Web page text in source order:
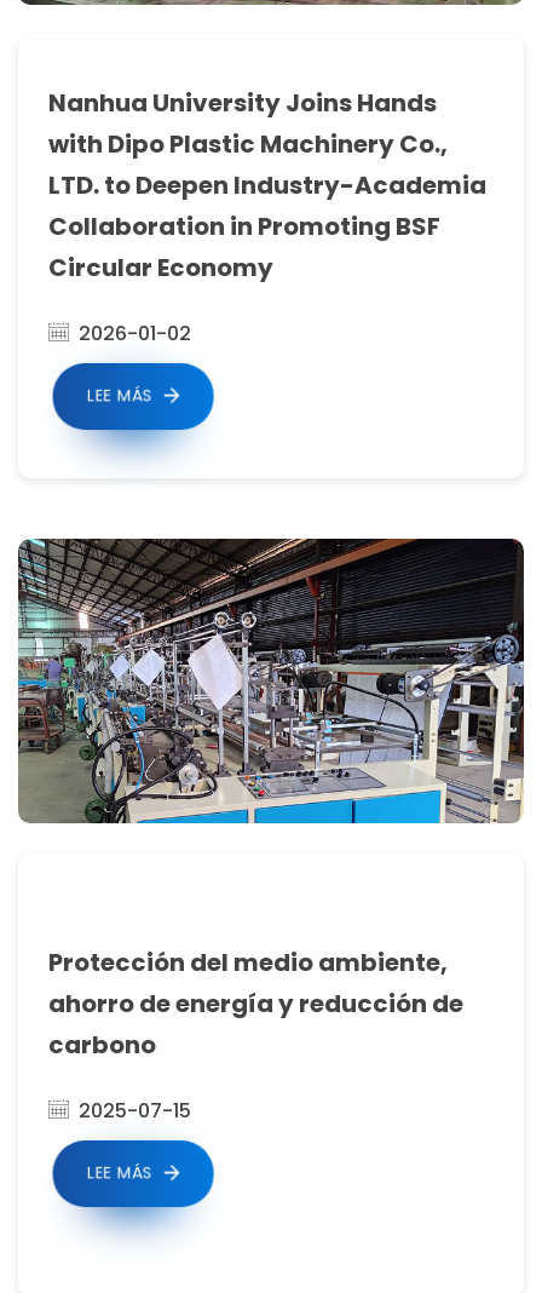
Nanhua University Joins Hands
with Dipo Plastic Machinery Co.,
LTD. to Deepen Industry-Academia
Collaboration in Promoting BSF
Circular Economy
2026-01-02
LEE MÁS
Protección del medio ambiente,
ahorro de energía y reducción de
carbono
2025-07-15
LEE MÁS